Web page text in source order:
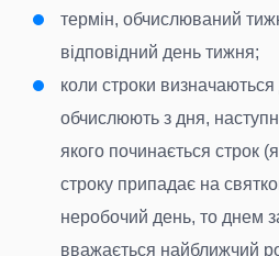
термін, обчислюваний
відповідний день тижня;
коли строки визначаються
обчислюють з дня,
якого починається строк
строку припадає на
неробочий день, то днем
вважається найближчий